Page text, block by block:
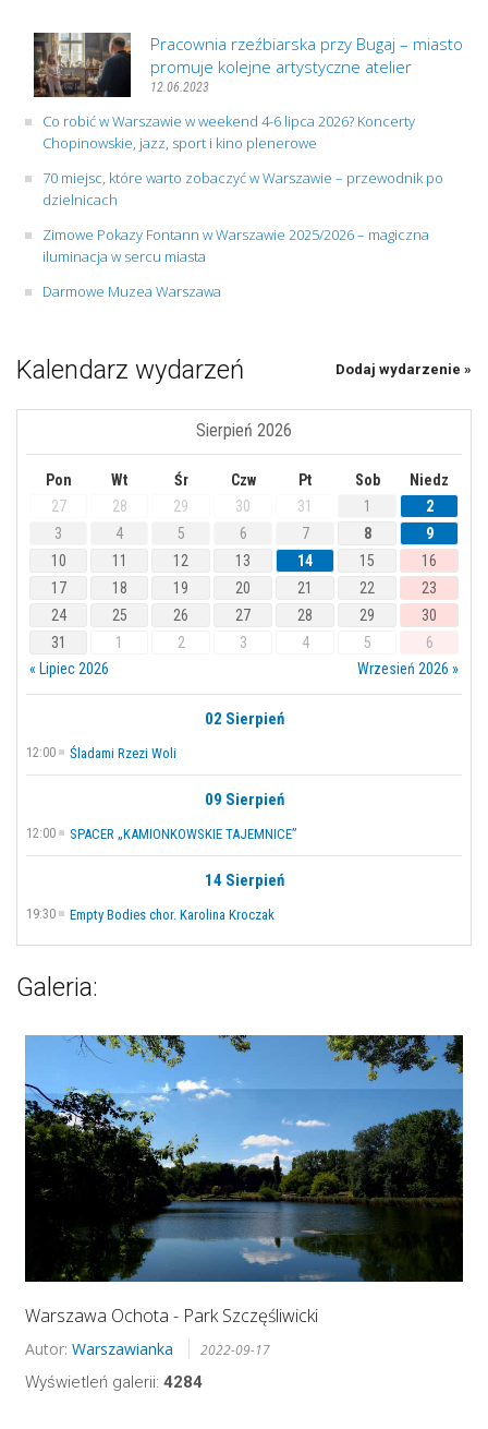
Pracownia rzeźbiarska przy Bugaj – miasto
promuje kolejne artystyczne atelier
12.06.2023
Co robić w Warszawie w weekend 4-6 lipca 2026? Koncerty
Chopinowskie, jazz, sport i kino plenerowe
70 miejsc, które warto zobaczyć w Warszawie – przewodnik po
dzielnicach
Zimowe Pokazy Fontann w Warszawie 2025/2026 – magiczna
iluminacja w sercu miasta
Darmowe Muzea Warszawa
Kalendarz wydarzeń Dodaj wydarzenie »
Sierpień 2026
Pon Wt Śr Czw Pt Sob
Niedz
27
28 29 30 31 1
2
3
4 5 6 7 8
9
10
11 12 13 14 15
16
17
18 19 20 21 22
23
24
25 26 27 28 29
30
31
1 2 3 4 5
6
« Lipiec 2026
Wrzesień 2026 »
02 Sierpień
12:00 Śladami Rzezi Woli
09 Sierpień
12:00 SPACER „KAMIONKOWSKIE TAJEMNICE”
14 Sierpień
19:30 Empty Bodies chor. Karolina Kroczak
Galeria:
Warszawa Ochota - Park Szczęśliwicki
Autor: Warszawianka 2022-09-17
Wyświetleń galerii: 4284